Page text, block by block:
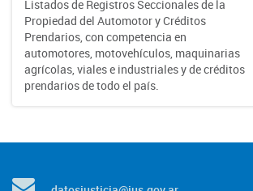
Listados de Registros Seccionales de la
Propiedad del Automotor y Créditos
Prendarios, con competencia en
automotores, motovehículos, maquinarias
agrícolas, viales e industriales y de créditos
prendarios de todo el país.